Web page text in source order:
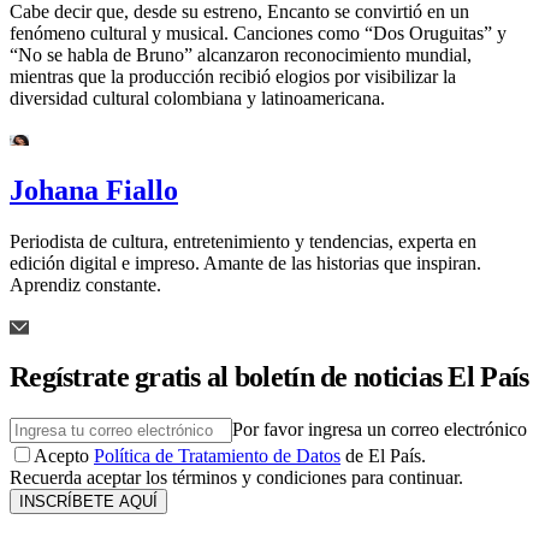
Cabe decir que, desde su estreno, Encanto se convirtió en un
fenómeno cultural y musical. Canciones como “Dos Oruguitas” y
“No se habla de Bruno” alcanzaron reconocimiento mundial,
mientras que la producción recibió elogios por visibilizar la
diversidad cultural colombiana y latinoamericana.
Johana Fiallo
Periodista de cultura, entretenimiento y tendencias, experta en
edición digital e impreso. Amante de las historias que inspiran.
Aprendiz constante.
Regístrate gratis al boletín de noticias El País
Por favor ingresa un correo electrónico
Acepto Política de Tratamiento de Datos de El País.
Recuerda aceptar los términos y condiciones para continuar.
INSCRÍBETE AQUÍ